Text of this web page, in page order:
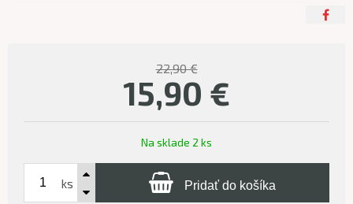
22,90 €
15,90 €
Na sklade 2 ks
ks Pridať do košíka